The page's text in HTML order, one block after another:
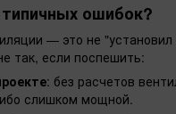
ошибок?
— это не
так, если поспешить:
: без расчетов
слишком мощной.